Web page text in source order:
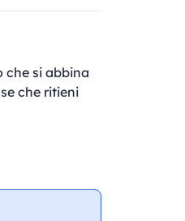
che si abbina
che ritieni